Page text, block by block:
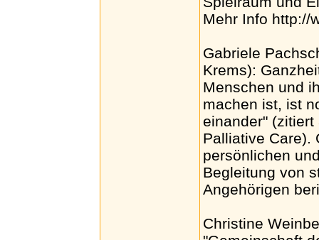
Mehr Info http://
Gabriele
Krems):
Menschen und
machen ist, ist
einander"
Palliative Care).
persönlichen
Begleitung von
Angehörigen
Christine